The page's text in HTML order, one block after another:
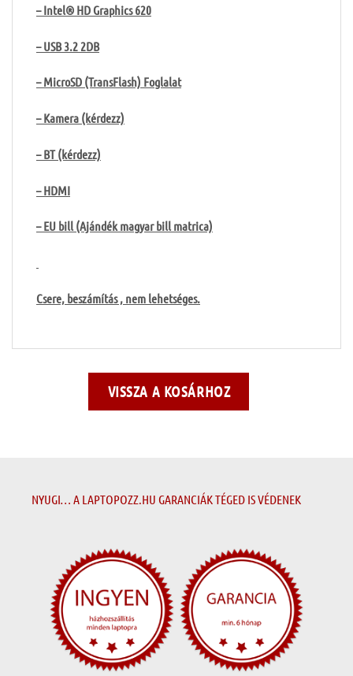
– Intel® HD Graphics 620
– USB 3.2 2DB
– MicroSD (TransFlash) Foglalat
– Kamera (kérdezz)
– BT (kérdezz)
– HDMI
– EU bill (Ajándék magyar bill matrica)
Csere, beszámítás , nem lehetséges.
VISSZA A KOSÁRHOZ
NYUGI… A LAPTOPOZZ.HU GARANCIÁK TÉGED IS VÉDENEK